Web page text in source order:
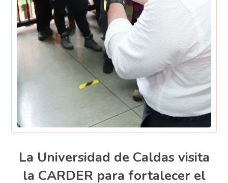
La Universidad de Caldas visita
la CARDER para fortalecer el